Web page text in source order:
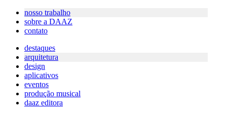
nosso trabalho
sobre a DAAZ
contato
destaques
arquitetura
design
aplicativos
eventos
produção musical
daaz editora